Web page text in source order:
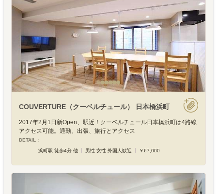
COUVERTURE（クーベルチュール） 日本橋浜町
2017年2月1日新Open、駅近！クーベルチュール日本橋浜町は4路線
アクセス可能。通勤、出張、旅行とアクセス
DETAIL :
浜町駅 徒歩4分 他
男性 女性 外国人歓迎 ￥67,000